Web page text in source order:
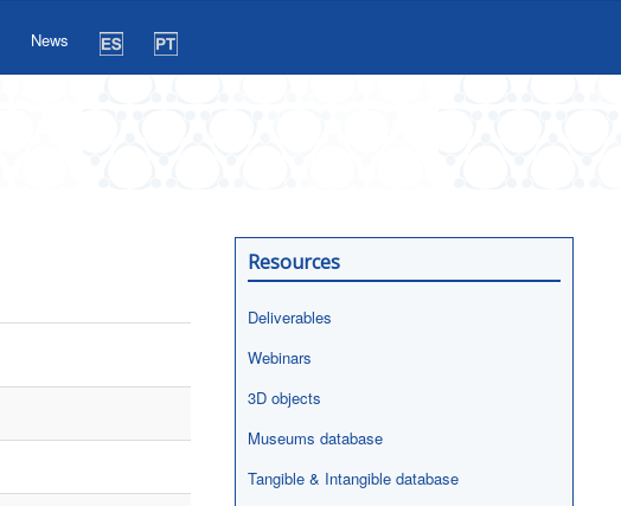
News
Resources
Deliverables
Webinars
3D objects
Museums database
Tangible & Intangible database